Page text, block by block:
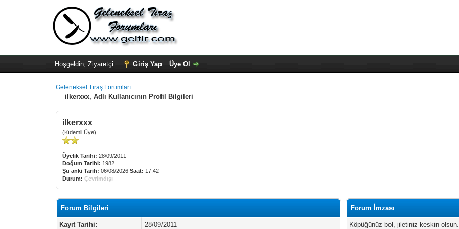
Hoşgeldin, Ziyaretçi: Giriş Yap Üye Ol
Geleneksel Tıraş Forumları
ilkerxxx, Adlı Kullanıcının Profil Bilgileri
ilkerxxx
(Kıdemli Üye)
Üyelik Tarihi: 28/09/2011
Doğum Tarihi: 1982
Şu anki Tarih: 06/08/2026Saat: 17:42
Durum: Çevrimdışı
Forum Bilgileri
Kayıt Tarihi:
28/09/2011
Forum İmzası
Köpüğünüz bol, jiletiniz keskin olsun.